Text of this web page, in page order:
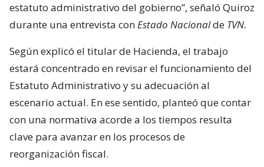
estatuto administrativo del gobierno”, señaló Quiroz
durante una entrevista conEstado Nacionalde TVN.
Según explicó el titular de Hacienda, el trabajo
estará concentrado en revisar el funcionamiento del
Estatuto Administrativo y su adecuación al
escenario actual. En ese sentido, planteó que contar
con una normativa acorde a los tiempos resulta
clave para avanzar en los procesos de
reorganización fiscal.